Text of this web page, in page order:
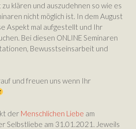
klären und auszudehnen so wie es
nicht möglich ist. In dem August
Aspekt mal aufgestellt und Ihr
Bei diesen ONLINE Seminaren
Bewusstseinsarbeit und
und freuen uns wenn Ihr
der Menschlichen Liebe am
Selbstliebe am 31.01.2021. Jeweils